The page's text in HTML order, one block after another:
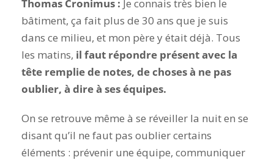
Thomas Cronimus : Je connais très bien le
bâtiment, ça fait plus de 30 ans que je suis
dans ce milieu, et mon père y était déjà. Tous
les matins, il faut répondre présent avec la
tête remplie de notes, de choses à ne pas
oublier, à dire à ses équipes.
On se retrouve même à se réveiller la nuit en se
disant qu’il ne faut pas oublier certains
éléments : prévenir une équipe, communiquer